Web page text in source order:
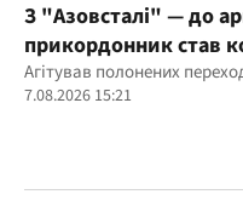
З "Азовсталі" — до
прикордонник став
розрахунку окупантів
Агітував полонених
7.08.2026 15:21